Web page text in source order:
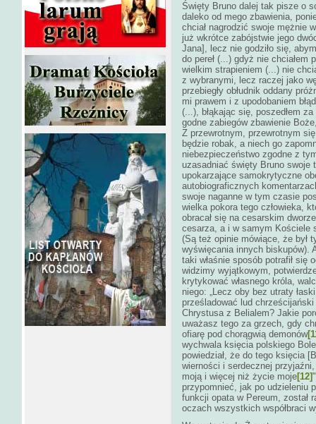
Święty Bruno dalej tak pisze o
daleko od mego zbawienia,
chciał nagrodzić swoje mężnie
już wkrótce zabójstwie jego
Jana], lecz nie godziło się,
do pereł (...) gdyż nie
wielkim strapieniem (...) nie
z wybranymi, lecz raczej jako
przebiegły obłudnik oddany
mi prawem i z upodobaniem
(...), błąkając się, poszedłem
godne zabiegów zbawienie
Z przewrotnym, przewrotnym
będzie robak, a niech go
niebezpieczeństwo zgodne z
uzasadniać święty Bruno swoje
upokarzające samokrytyczne
autobiograficznych
swoje naganne w tym czasie
wielka pokora tego człowieka,
obracał się na cesarskim
cesarza, a i w samym Kościele
(Są też opinie mówiące, że był
wyświęcania innych biskupów).
taki właśnie sposób potrafił się
widzimy wyjątkowym,
krytykować własnego króla,
niego: „Lecz oby bez utraty
prześladować lud
Chrystusa z Belialem? Jakie
uważasz tego za grzech, gdy
ofiarę pod chorągwią demonów
wychwala księcia polskiego
powiedział, że do tego księcia
wierności i serdecznej
moją i więcej niż życie moje[12]
przypomnieć, jak po udzieleniu
funkcji opata w Pereum, został
oczach wszystkich współbraci